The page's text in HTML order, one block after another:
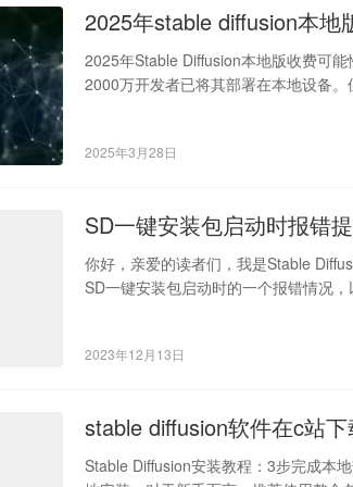
2025年stable diffusion本地
2025年Stable Diffusion本地版收费可
2000万开发者已将其部署在本地设备
2025年3月28日
SD一键安装包启动时报错
你好，亲爱的读者们，我是Stable
SD一键安装包启动时的一个报错情况
2023年12月13日
stable diffusion软件在c站
Stable Diffusion安装教程：3步完成本